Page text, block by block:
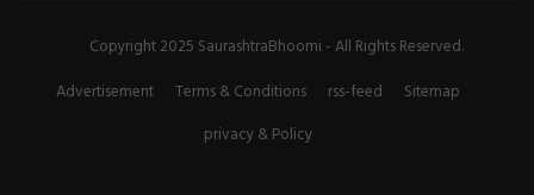
Copyright 2025 SaurashtraBhoomi - All Rights Reserved.
Advertisement
Terms & Conditions rss-feed
Sitemap
privacy & Policy